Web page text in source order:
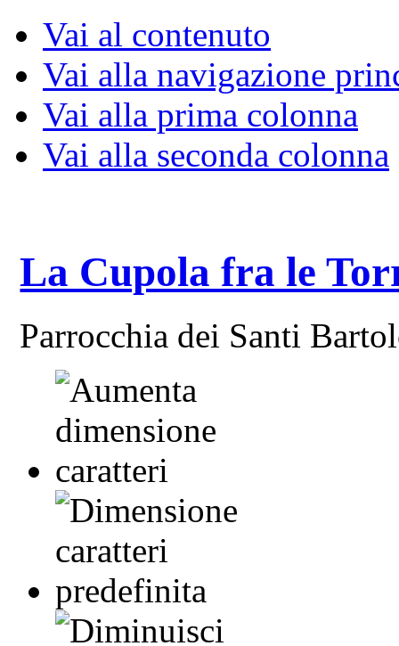
Vai al contenuto
Vai alla navigazione
Vai alla prima colonna
Vai alla seconda colonna
La Cupola fra le
Parrocchia dei Santi